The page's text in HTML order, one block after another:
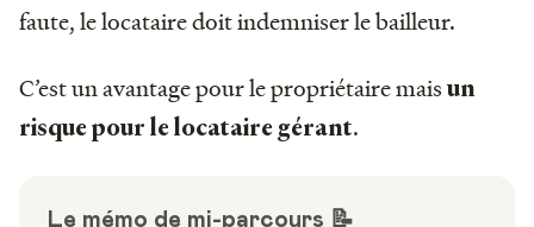
faute, le locataire doit indemniser le bailleur.
C’est un avantage pour le propriétaire mais un
risque pour le locataire gérant.
Le mémo de mi-parcours 📝